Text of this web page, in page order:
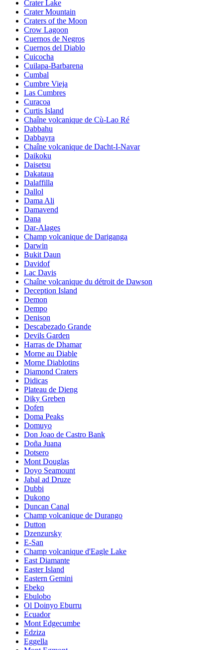
Crater Lake
Crater Mountain
Craters of the Moon
Crow Lagoon
Cuernos de Negros
Cuernos del Diablo
Cuicocha
Cuilapa-Barbarena
Cumbal
Cumbre Vieja
Las Cumbres
Curacoa
Curtis Island
Chaîne volcanique de Cù-Lao Ré
Dabbahu
Dabbayra
Chaîne volcanique de Dacht-I-Navar
Daikoku
Daisetsu
Dakataua
Dalaffilla
Dallol
Dama Ali
Damavend
Dana
Dar-Alages
Champ volcanique de Dariganga
Darwin
Bukit Daun
Davidof
Lac Davis
Chaîne volcanique du détroit de Dawson
Deception Island
Demon
Dempo
Denison
Descabezado Grande
Devils Garden
Harras de Dhamar
Morne au Diable
Morne Diablotins
Diamond Craters
Didicas
Plateau de Dieng
Diky Greben
Dofen
Doma Peaks
Domuyo
Don Joao de Castro Bank
Doña Juana
Dotsero
Mont Douglas
Doyo Seamount
Jabal ad Druze
Dubbi
Dukono
Duncan Canal
Champ volcanique de Durango
Dutton
Dzenzursky
E-San
Champ volcanique d'Eagle Lake
East Diamante
Easter Island
Eastern Gemini
Ebeko
Ebulobo
Ol Doinyo Eburru
Ecuador
Mont Edgecumbe
Edziza
Eggella